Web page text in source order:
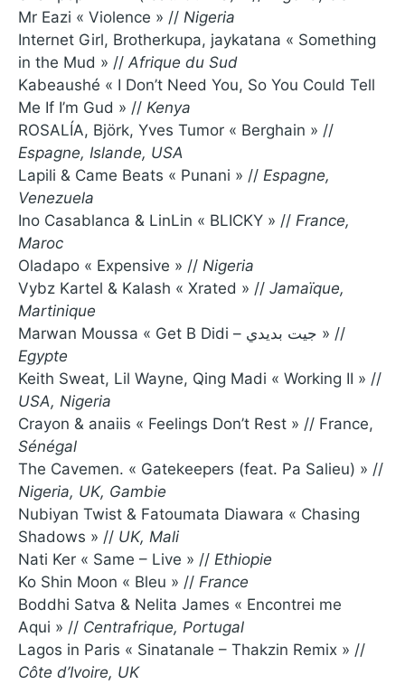
Mr Eazi « Violence » // Nigeria
Internet Girl, Brotherkupa, jaykatana « Something
in the Mud » // Afrique du Sud
Kabeaushé « I Don’t Need You, So You Could Tell
Me If I’m Gud » // Kenya
ROSALÍA, Björk, Yves Tumor « Berghain » //
Espagne, Islande, USA
Lapili & Came Beats « Punani » // Espagne,
Venezuela
Ino Casablanca & LinLin « BLICKY » // France,
Maroc
Oladapo « Expensive » // Nigeria
Vybz Kartel & Kalash « Xrated » // Jamaïque,
Martinique
Marwan Moussa « Get B Didi – جيت بديدي » //
Egypte
Keith Sweat, Lil Wayne, Qing Madi « Working II » //
USA, Nigeria
Crayon & anaiis « Feelings Don’t Rest » // France,
Sénégal
The Cavemen. « Gatekeepers (feat. Pa Salieu) » //
Nigeria, UK, Gambie
Nubiyan Twist & Fatoumata Diawara « Chasing
Shadows » // UK, Mali
Nati Ker « Same – Live » // Ethiopie
Ko Shin Moon « Bleu » // France
Boddhi Satva & Nelita James « Encontrei me
Aqui » // Centrafrique, Portugal
Lagos in Paris « Sinatanale – Thakzin Remix » //
Côte d’Ivoire, UK